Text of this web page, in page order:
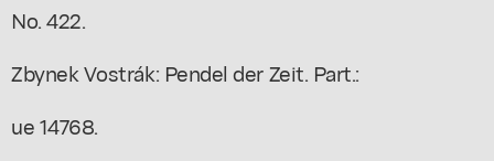
No. 422.
Zbynek Vostrák: Pendel der Zeit. Part.:
ue 14768.